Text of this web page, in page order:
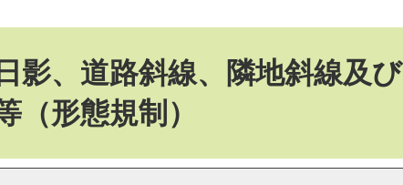
影、道路斜線、隣地斜線及び
（形態規制）